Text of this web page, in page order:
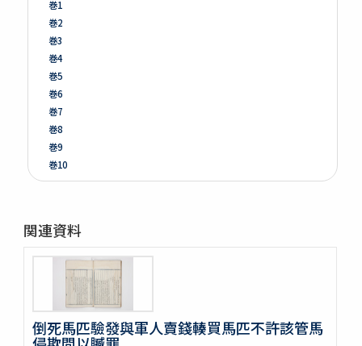
巻1
巻2
巻3
巻4
巻5
巻6
巻7
巻8
巻9
巻10
巻11
巻14
巻15
巻16
巻18
巻19
巻20
関連資料
倒死馬匹驗發與軍人賣錢輳買馬匹不許該管馬